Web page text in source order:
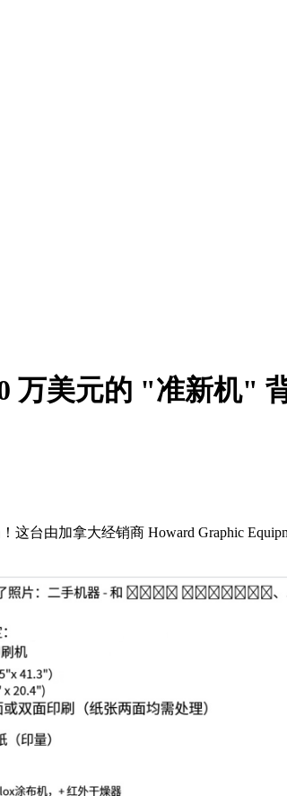
万美元的 "准新机"
台由加拿大经销商 Howard Graphic